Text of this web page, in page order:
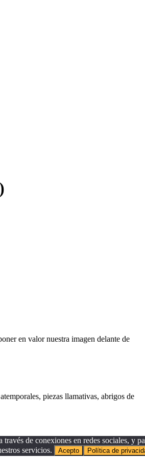
en valor nuestra imagen delante de
piezas llamativas, abrigos de
de conexiones en redes sociales, y
servicios.
Acepto Política de